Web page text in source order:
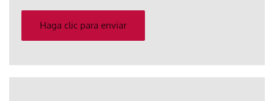
electrónico
Haga clic para enviar